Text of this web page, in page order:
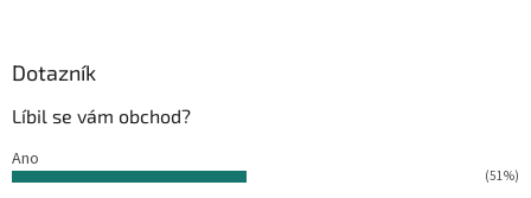
Dotazník
Líbil se vám obchod?
Ano
(51%)